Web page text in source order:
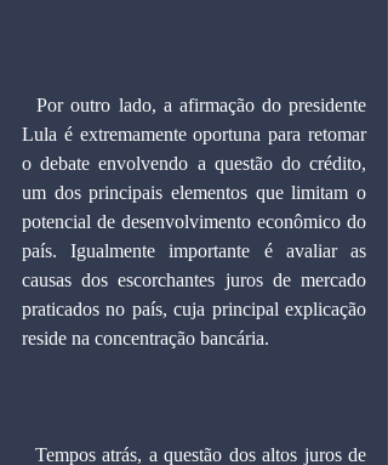
  Por outro lado, a afirmação do presidente
Lula é extremamente oportuna para retomar
o debate envolvendo a questão do crédito,
um dos principais elementos que limitam o
potencial de desenvolvimento econômico do
país. Igualmente importante é avaliar as
causas dos escorchantes juros de mercado
praticados no país, cuja principal explicação
reside na concentração bancária.